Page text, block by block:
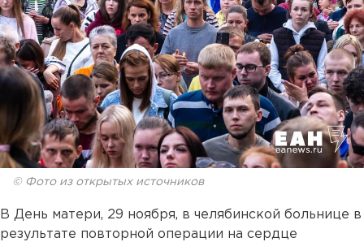
© Фото из открытых источников
В День матери, 29 ноября, в челябинской больнице в
результате повторной операции на сердце